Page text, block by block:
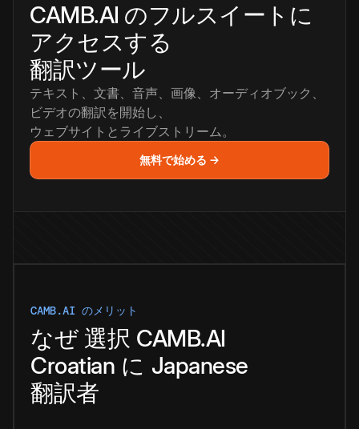
CAMB.AI のフルスイートに
アクセスする
翻訳ツール
テキスト、文書、音声、画像、オーディオブック、
ビデオの翻訳を開始し、
ウェブサイトとライブストリーム。
無料で始める →
CAMB.AI のメリット
なぜ 選択 CAMB.AI
Croatian に Japanese
翻訳者